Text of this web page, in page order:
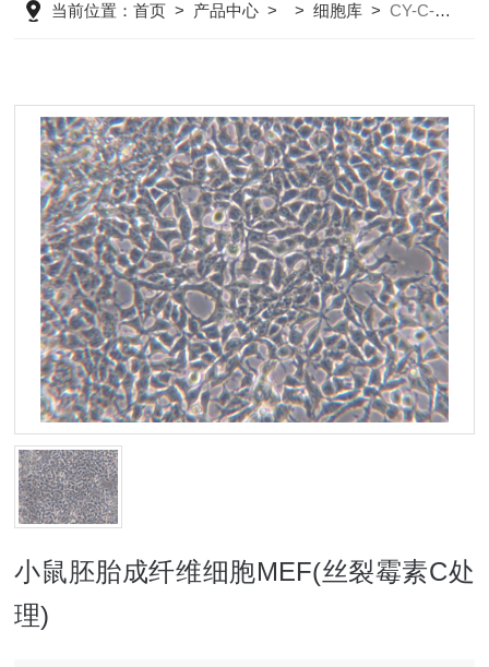
当前位置：首页 > 产品中心 > >细胞库 >CY-C-M0040小鼠胚胎成纤维细胞MEF(丝裂霉素C处理)
小鼠胚胎成纤维细胞MEF(丝裂霉素C处
理)